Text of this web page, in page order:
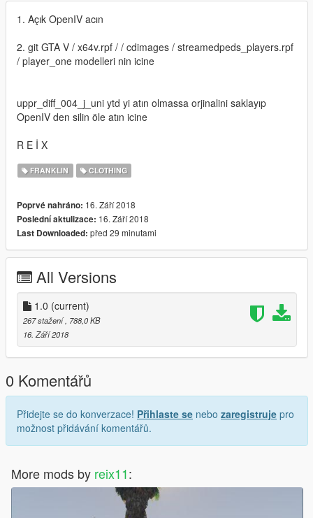
1. Açık OpenIV acın
2. git GTA V / x64v.rpf / / cdimages / streamedpeds_players.rpf
/ player_one modelleri nin icine
uppr_diff_004_j_uni ytd yi atın olmassa orjinalini saklayıp
OpenIV den silin öle atın icine
R E İ X
FRANKLIN CLOTHING
Poprvé nahráno: 16. Září 2018
Poslední aktulizace: 16. Září 2018
Last Downloaded: před 29 minutami
All Versions
1.0 (current)
267 stažení , 788,0 KB
16. Září 2018
0 Komentářů
Přidejte se do konverzace! Přihlaste se nebo zaregistruje pro
možnost přidávání komentářů.
More mods by reix11: